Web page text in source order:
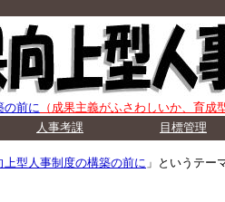
の前に （成果主義がふさわしいか、育成
人事考課 目標管理
上型人事制度の構築の前に 」というテー